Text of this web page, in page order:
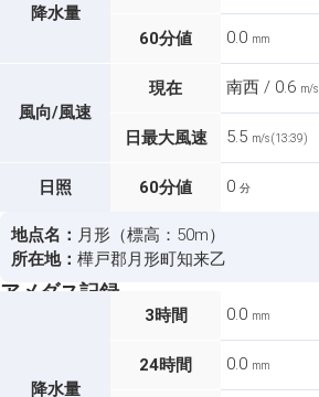
降水量
60分値 0.0 mm
風向/風速
現在 南西 / 0.6 m/s
日最大風速 5.5 m/s (13:39)
日照 60分値 0 分
地点名： 月形（標高：50m）
所在地： 樺戸郡月形町知来乙
アメダス記録
降水量
3時間 0.0 mm
24時間 0.0 mm